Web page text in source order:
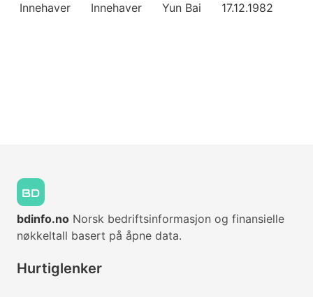
Innehaver Innehaver Yun Bai 17.12.1982
bdinfo.no Norsk bedriftsinformasjon og finansielle
nøkkeltall basert på åpne data.
Hurtiglenker